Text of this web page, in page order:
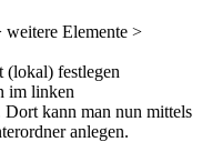
weitere Elemente >
(lokal) festlegen
im linken
kann man nun mittels
anlegen.